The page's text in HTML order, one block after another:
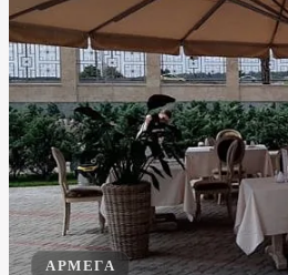
АРМЕГА